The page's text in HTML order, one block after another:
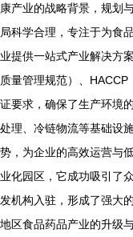
康产业的战略背景，规划
局科学合理，专注于为食
业提供一站式产业解决方
质量管理规范）、
证要求，确保了生产环境
处理、冷链物流等基础设
势，为企业的高效运营与
业化园区，它成功吸引了
发机构入驻，形成了强大
地区食品药品产业的升级与